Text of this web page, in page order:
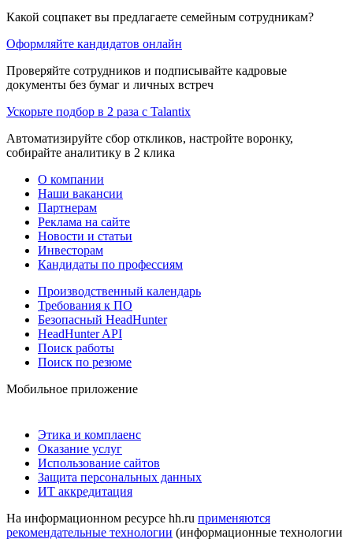
Какой соцпакет вы предлагаете семейным сотрудникам?
Оформляйте кандидатов онлайн
Проверяйте сотрудников и подписывайте кадровые
документы без бумаг и личных встреч
Ускорьте подбор в 2 раза с Talantix
Автоматизируйте сбор откликов, настройте воронку,
собирайте аналитику в 2 клика
О компании
Наши вакансии
Партнерам
Реклама на сайте
Новости и статьи
Инвесторам
Кандидаты по профессиям
Производственный календарь
Требования к ПО
Безопасный HeadHunter
HeadHunter API
Поиск работы
Поиск по резюме
Мобильное приложение
Этика и комплаенс
Оказание услуг
Использование сайтов
Защита персональных данных
ИТ аккредитация
На информационном ресурсе hh.ru применяются
рекомендательные технологии (информационные технологии